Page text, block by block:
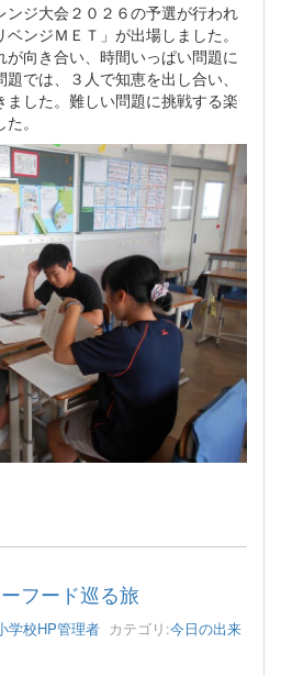
ジ大会２０２６の予選が行われ
ンジＭＥＴ」が出場しました。
向き合い、時間いっぱい問題に
では、３人で知恵を出し合い、
した。難しい問題に挑戦する楽
。
フード巡る旅
学校HP管理者 カテゴリ:今日の出来